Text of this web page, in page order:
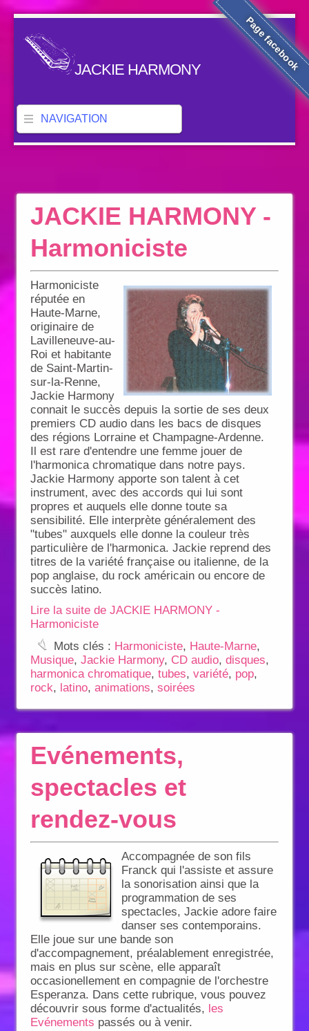
JACKIE HARMONY
NAVIGATION
JACKIE HARMONY -
Harmoniciste
Harmoniciste
réputée en
Haute-Marne,
originaire de
Lavilleneuve-au-
Roi et habitante
de Saint-Martin-
sur-la-Renne,
Jackie Harmony
connait le succès depuis la sortie de ses deux
premiers CD audio dans les bacs de disques
des régions Lorraine et Champagne-Ardenne.
Il est rare d'entendre une femme jouer de
l'harmonica chromatique dans notre pays.
Jackie Harmony apporte son talent à cet
instrument, avec des accords qui lui sont
propres et auquels elle donne toute sa
sensibilité. Elle interprète généralement des
"tubes" auxquels elle donne la couleur très
particulière de l'harmonica. Jackie reprend des
titres de la variété française ou italienne, de la
pop anglaise, du rock américain ou encore de
succès latino.
Lire la suite de JACKIE HARMONY -
Harmoniciste
: Mots clés : Harmoniciste, Haute-Marne,
Musique, Jackie Harmony, CD audio, disques,
harmonica chromatique, tubes, variété, pop,
rock, latino, animations, soirées
Evénements,
spectacles et
rendez-vous
Accompagnée de son fils
Franck qui l'assiste et assure
la sonorisation ainsi que la
programmation de ses
spectacles, Jackie adore faire
danser ses contemporains.
Elle joue sur une bande son
d'accompagnement, préalablement enregistrée,
mais en plus sur scène, elle apparaît
occasionellement en compagnie de l'orchestre
Esperanza. Dans cette rubrique, vous pouvez
découvrir sous forme d'actualités, les
Evénements passés ou à venir.
Page facebook